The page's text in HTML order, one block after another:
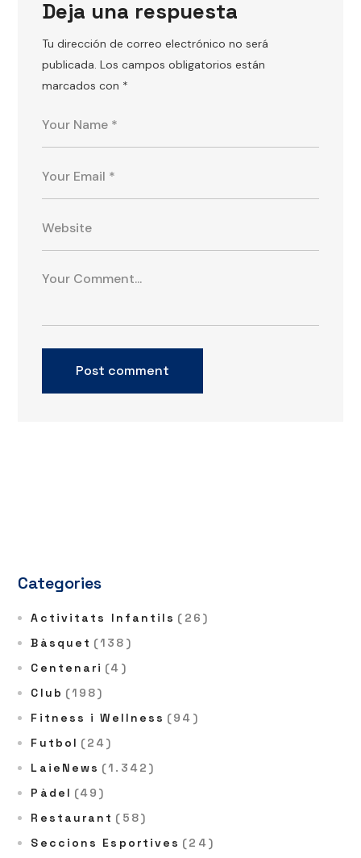
Deja una respuesta
Tu dirección de correo electrónico no será
publicada. Los campos obligatorios están
marcados con *
Categories
Activitats Infantils (26)
Bàsquet (138)
Centenari (4)
Club (198)
Fitness i Wellness (94)
Futbol (24)
LaieNews (1.342)
Pàdel (49)
Restaurant (58)
Seccions Esportives (24)